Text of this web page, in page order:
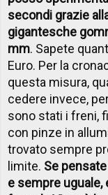
secondi grazie
gigantesche
mm. Sapete
Euro. Per la
questa misura,
cedere invece,
sono stati i freni,
con pinze in
trovato sempre
limite. Se
e sempre uguale,